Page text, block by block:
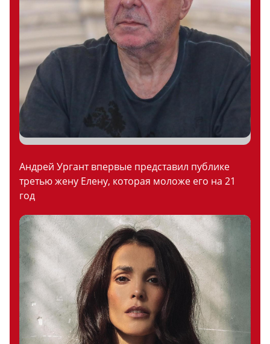
Андрей Ургант впервые представил публике
третью жену Елену, которая моложе его на 21
год